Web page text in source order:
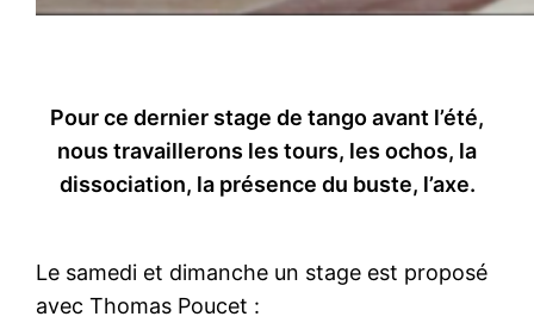
Pour ce dernier stage de tango avant l’été,
nous travaillerons les tours, les ochos, la
dissociation, la présence du buste, l’axe.
Le samedi et dimanche un stage est proposé
avec Thomas Poucet :